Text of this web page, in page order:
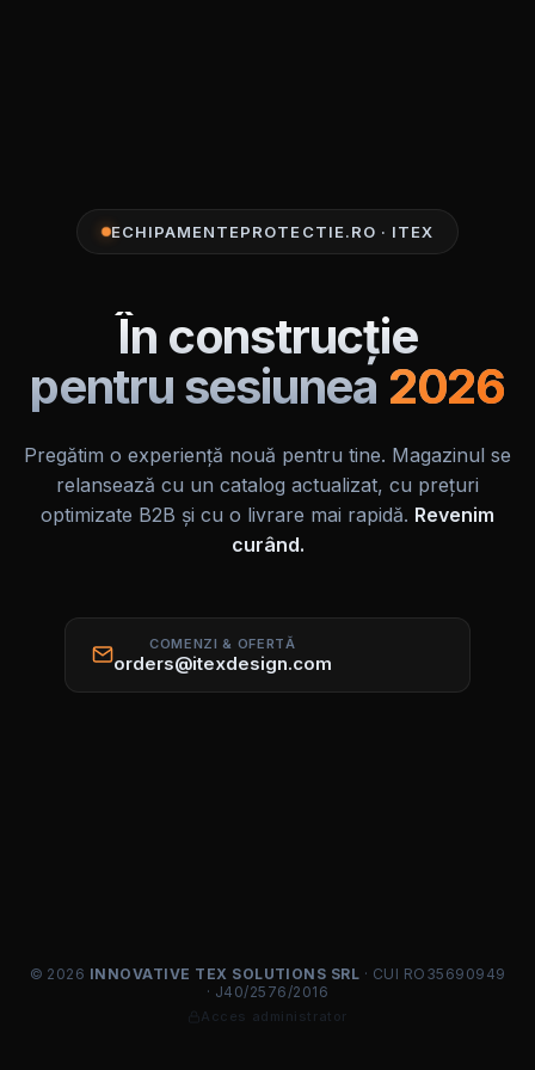
ECHIPAMENTEPROTECTIE.RO · ITEX
În construcție
pentru sesiunea 2026
Pregătim o experiență nouă pentru tine. Magazinul se
relansează cu un catalog actualizat, cu prețuri
optimizate B2B și cu o livrare mai rapidă. Revenim
curând.
COMENZI & OFERTĂ
orders@itexdesign.com
© 2026 INNOVATIVE TEX SOLUTIONS SRL · CUI RO35690949
· J40/2576/2016
Acces administrator